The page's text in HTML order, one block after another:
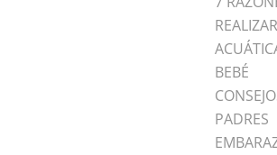
BEBÉ
PADRES